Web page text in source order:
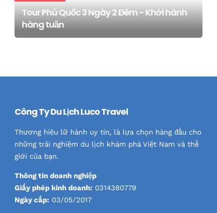
Tour Phú Quốc 3 Ngày 2 Đêm - Khởi hành
hàng tuần
Công Ty Du Lịch Luco Travel
Thương hiệu lữ hành uy tín, là lựa chọn hàng đầu cho
những trải nghiệm du lịch khám phá Việt Nam và thế
giới của bạn.
Thông tin doanh nghiệp
Giấy phép kinh doanh: 0314380779
Ngày cấp: 03/05/2017